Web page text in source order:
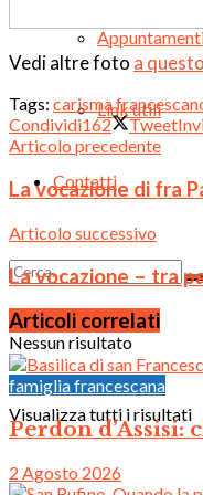
Link utili
Contatti
Nessun risultato
Visualizza tutti i risultati
Vedi altre foto a
Tags: carisma
Condividi162 Tweet
Articolo precedente
La vocazione di fra
Articolo successivo
La vocazione – tra
Articoli correlati
famiglia francescana
Perdon d’Assisi:
2 Agosto 2026